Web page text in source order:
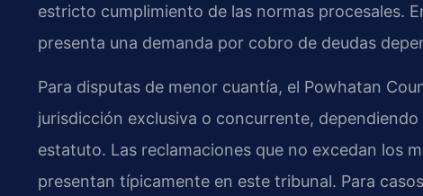
estricto cumplimiento de las normas procesales.
presenta una demanda por cobro de deudas
Para disputas de menor cuantía, el Powhatan
jurisdicción exclusiva o concurrente,
estatuto. Las reclamaciones que no excedan los
presentan típicamente en este tribunal. Para